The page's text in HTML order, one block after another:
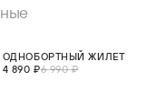
ОДНОБОРТНЫЙ ЖИЛЕТ
4 890 ₽6 990 ₽